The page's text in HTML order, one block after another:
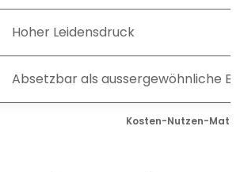
Kosten-Nutzen-
Hoher Leidensdruck
Absetzbar als aussergewöhnliche